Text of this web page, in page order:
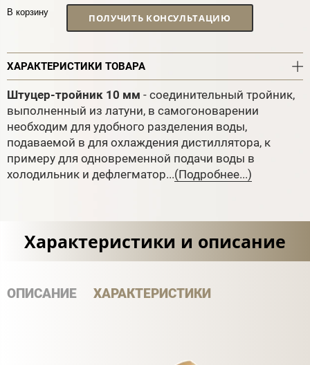
В корзину ПОЛУЧИТЬ КОНСУЛЬТАЦИЮ
ХАРАКТЕРИСТИКИ ТОВАРА
Штуцер-тройник 10 мм - соединительный тройник,
выполненный из латуни, в самогоноварении
необходим для удобного разделения воды,
подаваемой в для охлаждения дистиллятора, к
примеру для одновременной подачи воды в
холодильник и дефлегматор...(Подробнее...)
Характеристики и описание
ОПИСАНИЕ ХАРАКТЕРИСТИКИ